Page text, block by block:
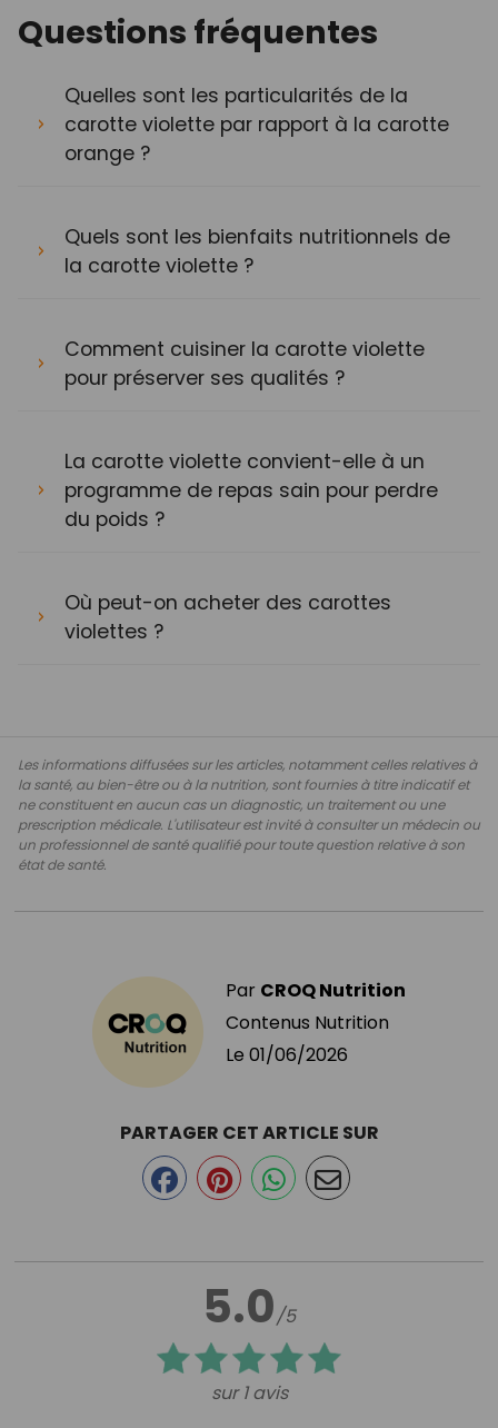
Questions fréquentes
Quelles sont les particularités de la
carotte violette par rapport à la carotte
orange ?
Quels sont les bienfaits nutritionnels de
la carotte violette ?
Comment cuisiner la carotte violette
pour préserver ses qualités ?
La carotte violette convient-elle à un
programme de repas sain pour perdre
du poids ?
Où peut-on acheter des carottes
violettes ?
Les informations diffusées sur les articles, notamment celles relatives à
la santé, au bien-être ou à la nutrition, sont fournies à titre indicatif et
ne constituent en aucun cas un diagnostic, un traitement ou une
prescription médicale. L'utilisateur est invité à consulter un médecin ou
un professionnel de santé qualifié pour toute question relative à son
état de santé.
Par CROQ Nutrition
Contenus Nutrition
Le 01/06/2026
5.0/5
sur 1 avis
PARTAGER CET ARTICLE SUR